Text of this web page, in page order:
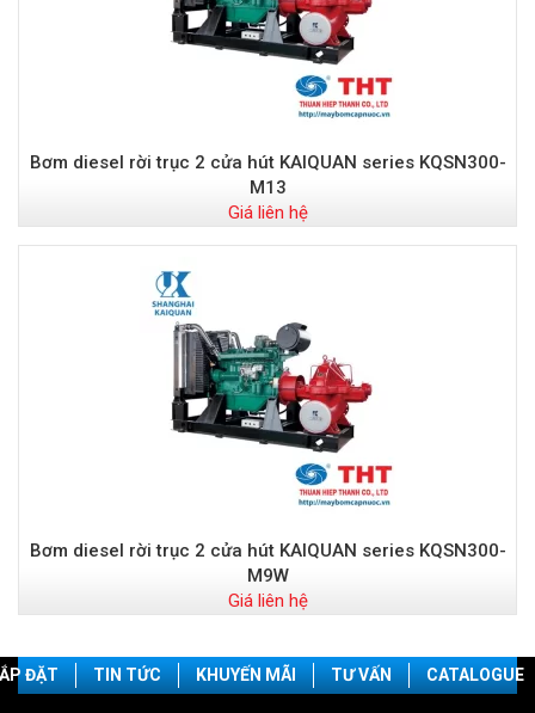
Bơm diesel rời trục 2 cửa hút KAIQUAN series KQSN300-
M13
Giá liên hệ
Bơm diesel rời trục 2 cửa hút KAIQUAN series KQSN300-
M9W
Giá liên hệ
ĐẶT TIN TỨC KHUYẾN MÃI TƯ VẤN CATALOGUE